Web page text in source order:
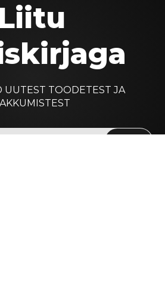
Liitu
UUTEST TOODETEST JA